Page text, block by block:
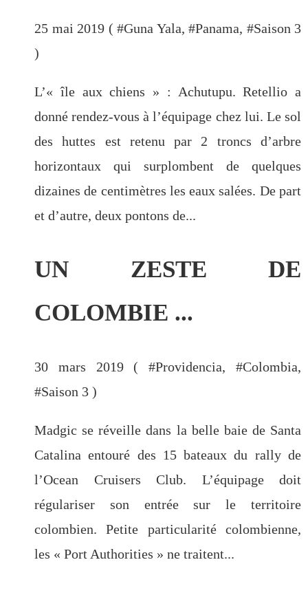
25 mai 2019 ( #Guna Yala, #Panama, #Saison 3
)
L’« île aux chiens » : Achutupu. Retellio a
donné rendez-vous à l’équipage chez lui. Le sol
des huttes est retenu par 2 troncs d’arbre
horizontaux qui surplombent de quelques
dizaines de centimètres les eaux salées. De part
et d’autre, deux pontons de...
UN ZESTE DE
COLOMBIE ...
30 mars 2019 ( #Providencia, #Colombia,
#Saison 3 )
Madgic se réveille dans la belle baie de Santa
Catalina entouré des 15 bateaux du rally de
l’Ocean Cruisers Club. L’équipage doit
régulariser son entrée sur le territoire
colombien. Petite particularité colombienne,
les « Port Authorities » ne traitent...